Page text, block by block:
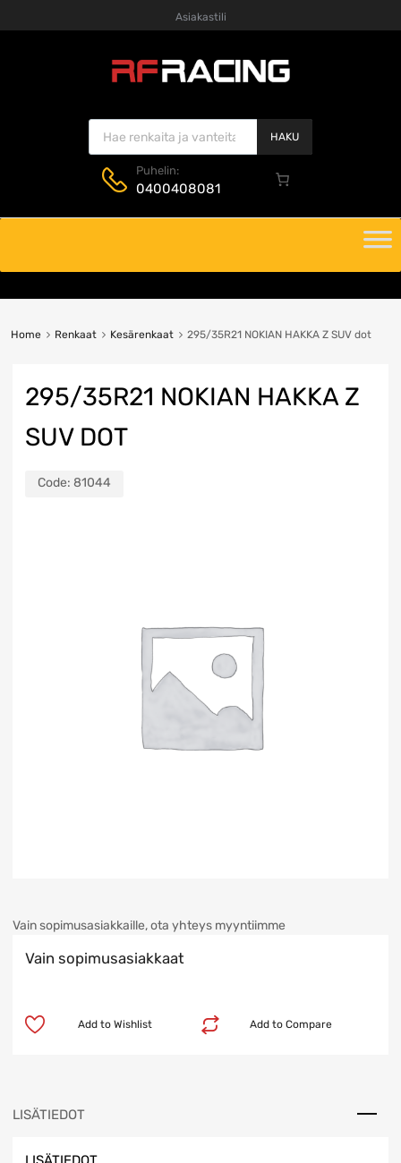
Asiakastili
Products search
HAKU
Puhelin:
0400408081
content
Home Renkaat Kesärenkaat 295/35R21 NOKIAN HAKKA Z SUV dot
295/35R21 NOKIAN HAKKA Z
SUV DOT
Code: 81044
Vain sopimusasiakkaille, ota yhteys myyntiimme
Vain sopimusasiakkaat
Add to Compare
Add to Wishlist
LISÄTIEDOT